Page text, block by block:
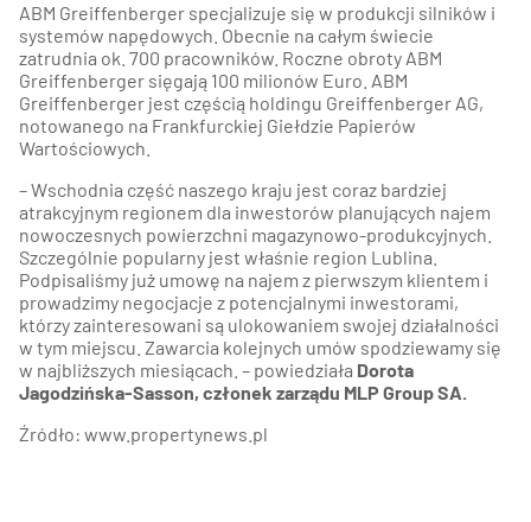
ABM Greiffenberger specjalizuje się w produkcji silników i
systemów napędowych. Obecnie na całym świecie
zatrudnia ok. 700 pracowników. Roczne obroty ABM
Greiffenberger sięgają 100 milionów Euro. ABM
Greiffenberger jest częścią holdingu Greiffenberger AG,
notowanego na Frankfurckiej Giełdzie Papierów
Wartościowych.
– Wschodnia część naszego kraju jest coraz bardziej
atrakcyjnym regionem dla inwestorów planujących najem
nowoczesnych powierzchni magazynowo-produkcyjnych.
Szczególnie popularny jest właśnie region Lublina.
Podpisaliśmy już umowę na najem z pierwszym klientem i
prowadzimy negocjacje z potencjalnymi inwestorami,
którzy zainteresowani są ulokowaniem swojej działalności
w tym miejscu. Zawarcia kolejnych umów spodziewamy się
w najbliższych miesiącach. – powiedziała Dorota
Jagodzińska-Sasson, członek zarządu MLP Group SA.
Źródło: www.propertynews.pl